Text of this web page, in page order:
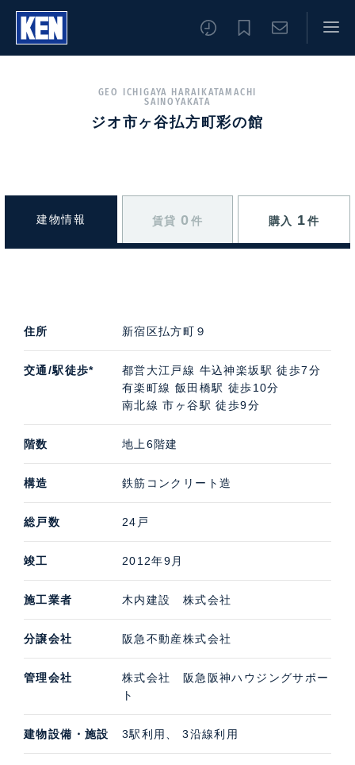
GEO ICHIGAYA HARAIKATAMACHI
SAINOYAKATA
ジオ市ヶ谷払方町彩の館
建物情報 賃貸 0 件 購入 1 件
住所 新宿区払方町９
交通/駅徒歩*
都営大江戸線 牛込神楽坂駅 徒歩7分
有楽町線 飯田橋駅 徒歩10分
南北線 市ヶ谷駅 徒歩9分
階数 地上6階建
構造 鉄筋コンクリート造
総戸数 24戸
竣工 2012年9月
施工業者 木内建設 株式会社
分譲会社 阪急不動産株式会社
管理会社
株式会社 阪急阪神ハウジングサポー
ト
建物設備・施設 3駅利用、 3沿線利用